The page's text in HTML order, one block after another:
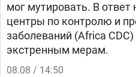
мог мутировать. В
центры по контролю и
заболеваний (Africa
экстренным мерам.
08.08 / 14:50